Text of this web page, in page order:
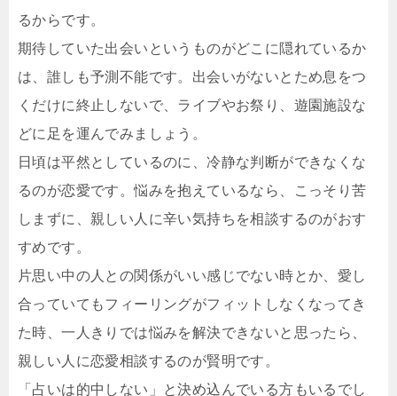
るからです。
期待していた出会いというものがどこに隠れているか
は、誰しも予測不能です。出会いがないとため息をつ
くだけに終止しないで、ライブやお祭り、遊園施設な
どに足を運んでみましょう。
日頃は平然としているのに、冷静な判断ができなくな
るのが恋愛です。悩みを抱えているなら、こっそり苦
しまずに、親しい人に辛い気持ちを相談するのがおす
すめです。
片思い中の人との関係がいい感じでない時とか、愛し
合っていてもフィーリングがフィットしなくなってき
た時、一人きりでは悩みを解決できないと思ったら、
親しい人に恋愛相談するのが賢明です。
「占いは的中しない」と決め込んでいる方もいるでし